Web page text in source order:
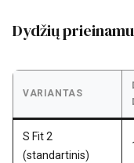
Dydžių
VARIANTAS
S Fit 2
(standartinis)